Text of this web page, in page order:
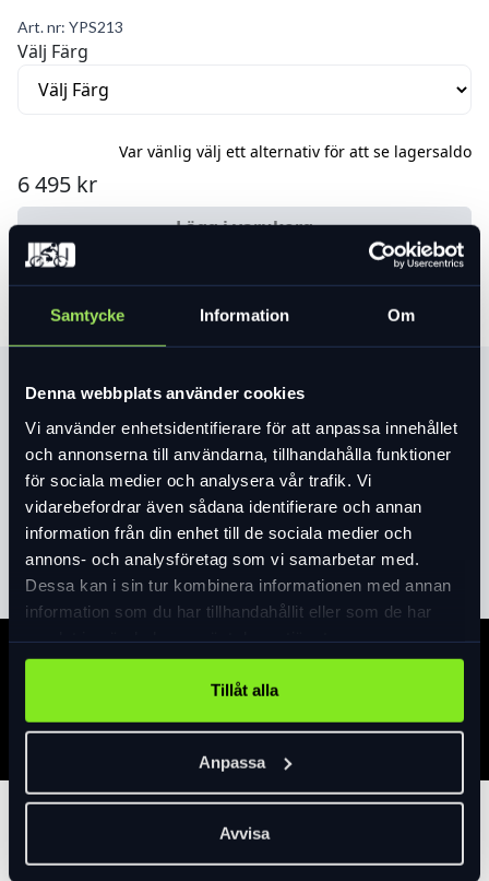
Samtycke Information Om
Denna webbplats använder cookies
Vi använder enhetsidentifierare för att anpassa innehållet
och annonserna till användarna, tillhandahålla funktioner
för sociala medier och analysera vår trafik. Vi
vidarebefordrar även sådana identifierare och annan
information från din enhet till de sociala medier och
annons- och analysföretag som vi samarbetar med.
Dessa kan i sin tur kombinera informationen med annan
information som du har tillhandahållit eller som de har
Tillåt alla
Anpassa
Avvisa
Art. nr: YPS213
Välj Färg
Var vänlig välj ett alternativ för att se lagersaldo
6 495 kr
Lägg i varukorg
Produktinformation
På denna Mariedal sitter du som en prins
eller prinsessa i den sköna sadeln. En mindre
26" version av originalet. Ramens låga insteg
gör den lätt att kliva på och av. Denna cykel
har fotbroms och 3-växlar. En komplett
utrustad klassiker med korg, skärmar,
pakethållare, belysning och godkänt AXA
Solid+ lås. För att rusta Mariedal för vårt
svenska klimat har vi satt på rostfria skruvar
Läs merexpand_more